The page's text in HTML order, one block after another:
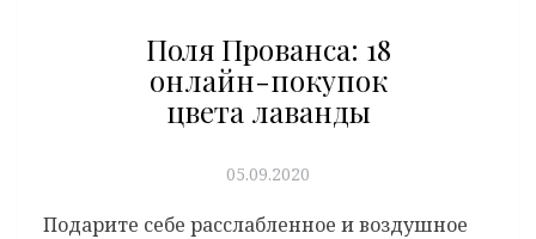
Поля Прованса: 18
онлайн-покупок
цвета лаванды
05.09.2020
Подарите себе расслабленное и воздушное